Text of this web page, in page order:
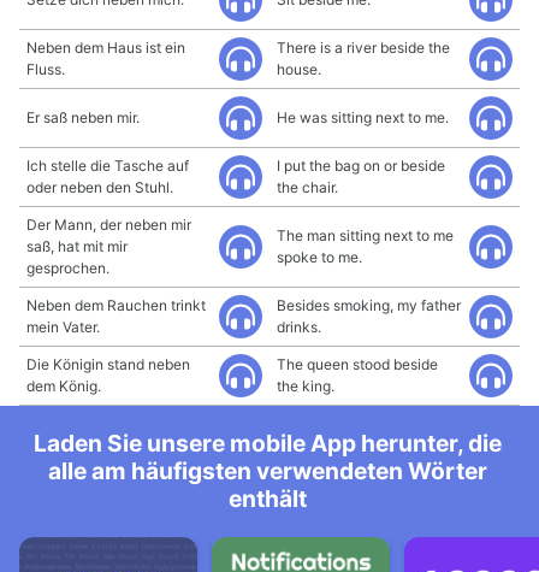
Neben dem Haus ist ein
Fluss.
There is a river beside the
house.
Er saß neben mir. He was sitting next to me.
Ich stelle die Tasche auf
oder neben den Stuhl.
I put the bag on or beside
the chair.
Der Mann, der neben mir
saß, hat mit mir
gesprochen.
The man sitting next to me
spoke to me.
Neben dem Rauchen trinkt
mein Vater.
Besides smoking, my father
drinks.
Die Königin stand neben
dem König.
The queen stood beside
the king.
Laden Sie unsere mobile App herunter, die
alle am häufigsten verwendeten Wörter
enthält